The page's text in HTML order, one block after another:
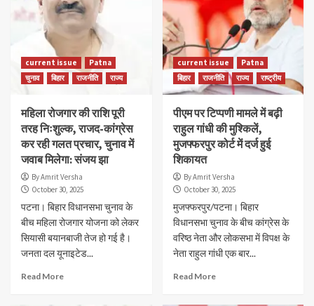
current issue
Patna
चुनाव
बिहार राजनीति राज्य
महिला रोजगार की राशि पूरी
तरह निःशुल्क, राजद-कांग्रेस
कर रही गलत प्रचार, चुनाव में
जवाब मिलेगा: संजय झा
By Amrit Versha
October 30, 2025
पटना। बिहार विधानसभा चुनाव के
बीच महिला रोजगार योजना को लेकर
सियासी बयानबाजी तेज हो गई है।
जनता दल यूनाइटेड...
Read More
current issue
Patna
बिहार
राजनीति राज्य राष्ट्रीय
पीएम पर टिप्पणी मामले में बढ़ी
राहुल गांधी की मुश्किलें,
मुजफ्फरपुर कोर्ट में दर्ज हुई
शिकायत
By Amrit Versha
October 30, 2025
मुजफ्फरपुर/पटना। बिहार
विधानसभा चुनाव के बीच कांग्रेस के
वरिष्ठ नेता और लोकसभा में विपक्ष के
नेता राहुल गांधी एक बार...
Read More